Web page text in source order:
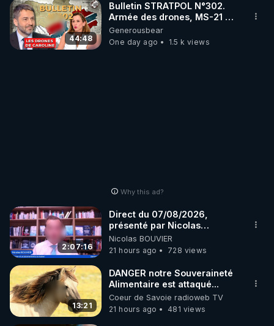
44:48
Bulletin STRATPOL N°302.
Armée des drones, MS-21 en
série, missiles coréens.
07.08.2026.
Generousbear
One day ago
1.5 k views
Why this ad?
2:07:16
Direct du 07/08/2026,
présenté par Nicolas
BOUVIER
Nicolas BOUVIER
21 hours ago
728 views
13:21
DANGER notre Souveraineté
Alimentaire est attaqué...
Coeur de Savoie radioweb TV
21 hours ago
481 views